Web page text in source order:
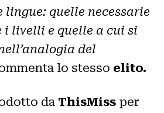
lingue: quelle necessarie
i livelli e quelle a cui si
del
lo stesso elito.
da ThisMiss per